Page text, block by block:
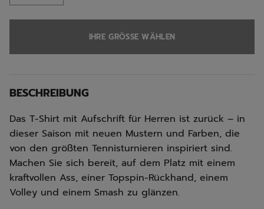
IHRE GRÖSSE WÄHLEN
BESCHREIBUNG
Das T-Shirt mit Aufschrift für Herren ist zurück – in
dieser Saison mit neuen Mustern und Farben, die
von den größten Tennisturnieren inspiriert sind.
Machen Sie sich bereit, auf dem Platz mit einem
kraftvollen Ass, einer Topspin-Rückhand, einem
Volley und einem Smash zu glänzen.